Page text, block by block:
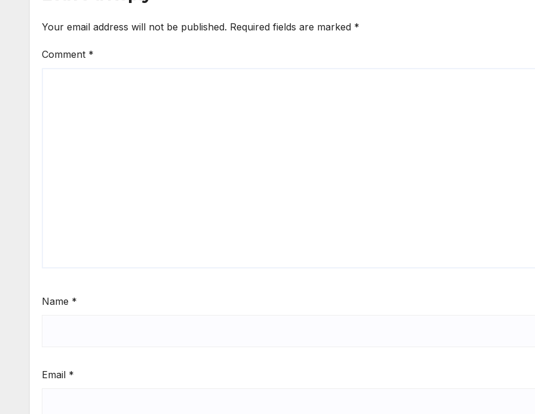
Your email address will not be published. Required fields are marked *
Comment *
Name *
Email *